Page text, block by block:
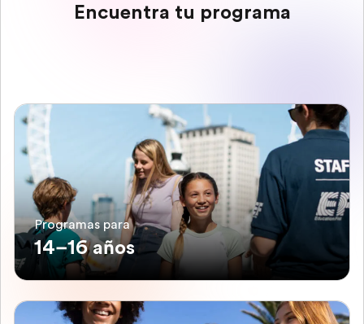
Encuentra tu programa
Programas para
14–16 años